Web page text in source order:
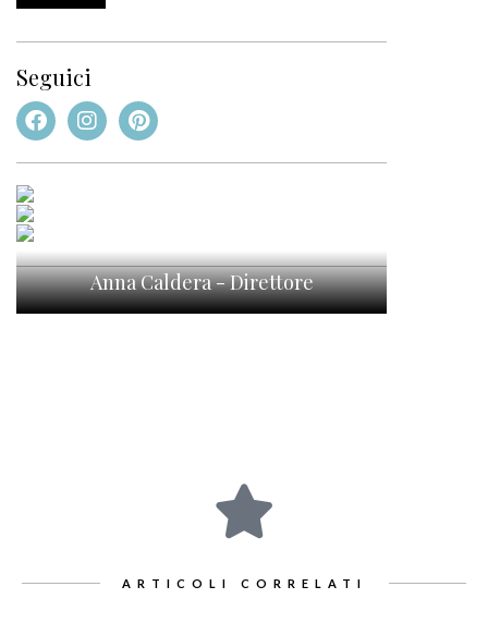
Seguici
Anna Caldera - Direttore
ARTICOLI CORRELATI